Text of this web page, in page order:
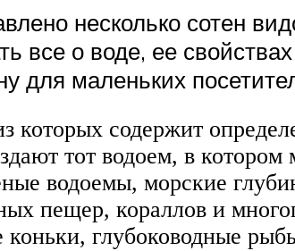
несколько сотен
все о воде, ее
для маленьких
которых содержит
тот водоем, в
водоемы, морские
пещер, кораллов и
глубоководные